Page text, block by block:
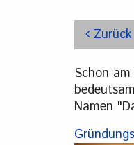
Zurück
Schon
Namen